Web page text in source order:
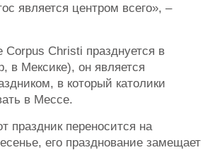
является центром всего», –
Corpus Christi празднуется в
в Мексике), он является
в который католики
в Мессе.
праздник переносится на
его празднование замещает